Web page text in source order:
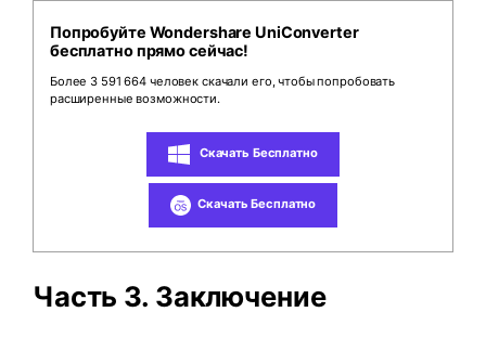
Попробуйте Wondershare UniConverter
бесплатно прямо сейчас!
Более 3 591 664 человек скачали его, чтобы попробовать
расширенные возможности.
Скачать Бесплатно
Скачать Бесплатно
Часть 3. Заключение